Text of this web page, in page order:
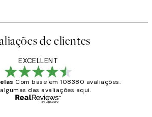
de clientes
EXCELLENT
Com base em 108380 avaliações.
das avaliações aqui.